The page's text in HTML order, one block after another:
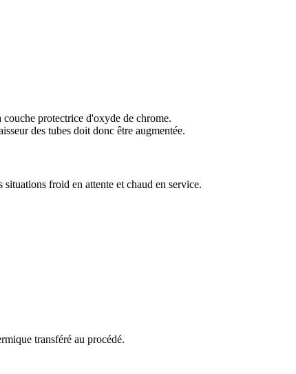
protectrice d'oxyde de chrome.
des tubes doit donc être augmentée.
froid en attente et chaud en service.
transféré au procédé.